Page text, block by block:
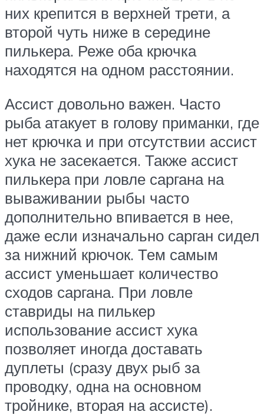
них крепится в верхней трети, а
второй чуть ниже в середине
пилькера. Реже оба крючка
находятся на одном расстоянии.
Ассист довольно важен. Часто
рыба атакует в голову приманки, где
нет крючка и при отсутствии ассист
хука не засекается. Также ассист
пилькера при ловле саргана на
вываживании рыбы часто
дополнительно впивается в нее,
даже если изначально сарган сидел
за нижний крючок. Тем самым
ассист уменьшает количество
сходов саргана. При ловле
ставриды на пилькер
использование ассист хука
позволяет иногда доставать
дуплеты (сразу двух рыб за
проводку, одна на основном
тройнике, вторая на ассисте).